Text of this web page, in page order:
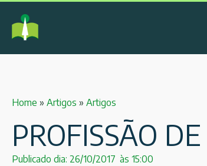
Home » Artigos » Artigos
PROFISSÃO
Publicado dia: 26/10/2017 às 15:00